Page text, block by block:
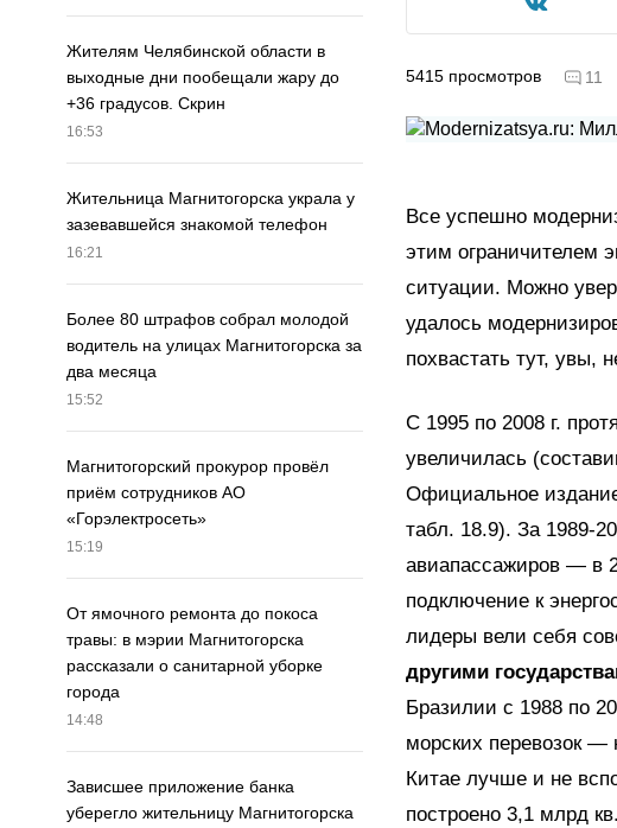
Жителям Челябинской области в
выходные дни пообещали жару до
+36 градусов. Скрин
16:53
Жительница Магнитогорска украла у
зазевавшейся знакомой телефон
16:21
Более 80 штрафов собрал молодой
водитель на улицах Магнитогорска за
два месяца
15:52
Магнитогорский прокурор провёл
приём сотрудников АО
«Горэлектросеть»
15:19
От ямочного ремонта до покоса
травы: в мэрии Магнитогорска
рассказали о санитарной уборке
города
14:48
Зависшее приложение банка
уберегло жительницу Магнитогорска
5415 просмотров 11
Все успешно
этим ограничителем
ситуации. Можно
удалось
похвастать тут, увы,
С 1995 по 2008 г.
увеличилась
Официальное
табл. 18.9). За 1989-
авиапассажиров — в
подключение к
лидеры вели себя
другими
Бразилии с 1988 по
морских перевозок
Китае лучше и не
построено 3,1 млрд